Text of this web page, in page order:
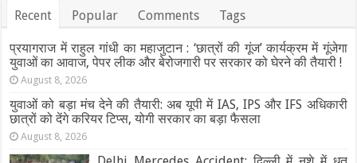
Recent Popular Comments Tags
प्रयागराज में राहुल गांधी का महाजुटान : ‘छात्रों की गूंज’ कार्यक्रम में गूंजेगा
युवाओं का आवाज, पेपर लीक और बेरोजगारी पर सरकार को घेरने की तैयारी !
August 8, 2026
युवाओं को बड़ा मंच देने की तैयारी: अब यूपी में IAS, IPS और IFS अधिकारी
छात्रों को देंगे करियर टिप्स, योगी सरकार का बड़ा फैसला
August 8, 2026